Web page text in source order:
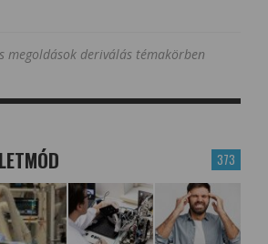
megoldások deriválás témakörben
373